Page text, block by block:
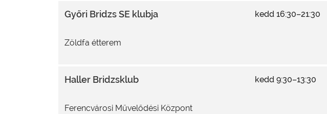
Győri Bridzs SE klubja
Zöldfa étterem
kedd 16:30–21:30
Haller Bridzsklub
Ferencvárosi Művelődési Központ
kedd 9:30–13:30